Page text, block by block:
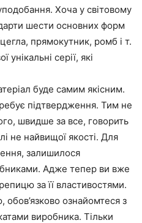
Хоча у світовому
шести основних форм
прямокутник, ромб і т.
серії, які
буде самим якісним.
підтвердження. Тим не
швидше за все, говорить
не найвищої якості. Для
залишилося
Адже тепер ви вже
за її властивостями.
ознайомтеся з
виробника. Тільки